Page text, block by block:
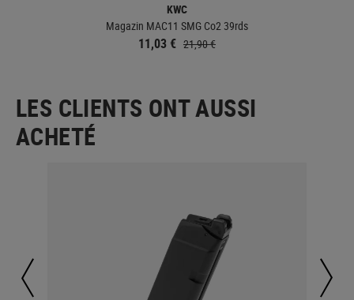
KWC
Magazin MAC11 SMG Co2 39rds
11,03 € 21,90 €
LES CLIENTS ONT AUSSI
ACHETÉ